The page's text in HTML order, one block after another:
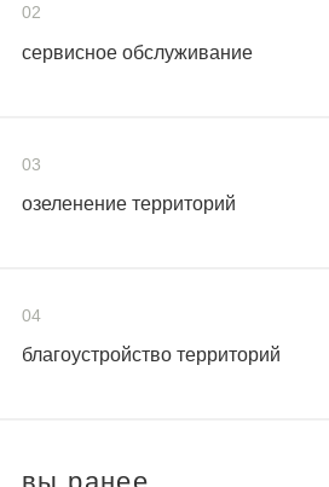
02
сервисное обслуживание
03
озеленение территорий
04
благоустройство территорий